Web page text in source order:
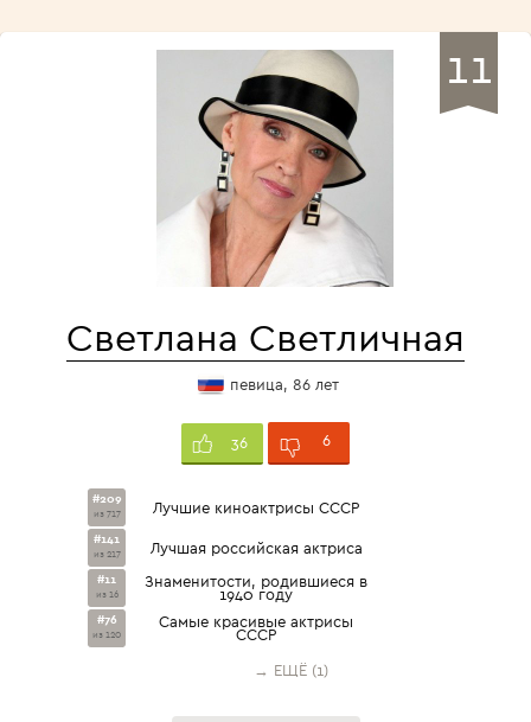
11
Светлана Светличная
певица, 86 лет
36 6
#209
из 717 Лучшие киноактрисы СССР
#141
из 217 Лучшая российская актриса
#11
из 16
Знаменитости, родившиеся в
1940 году
#76
из 120
Самые красивые актрисы
СССР
→ ЕЩЁ (1)